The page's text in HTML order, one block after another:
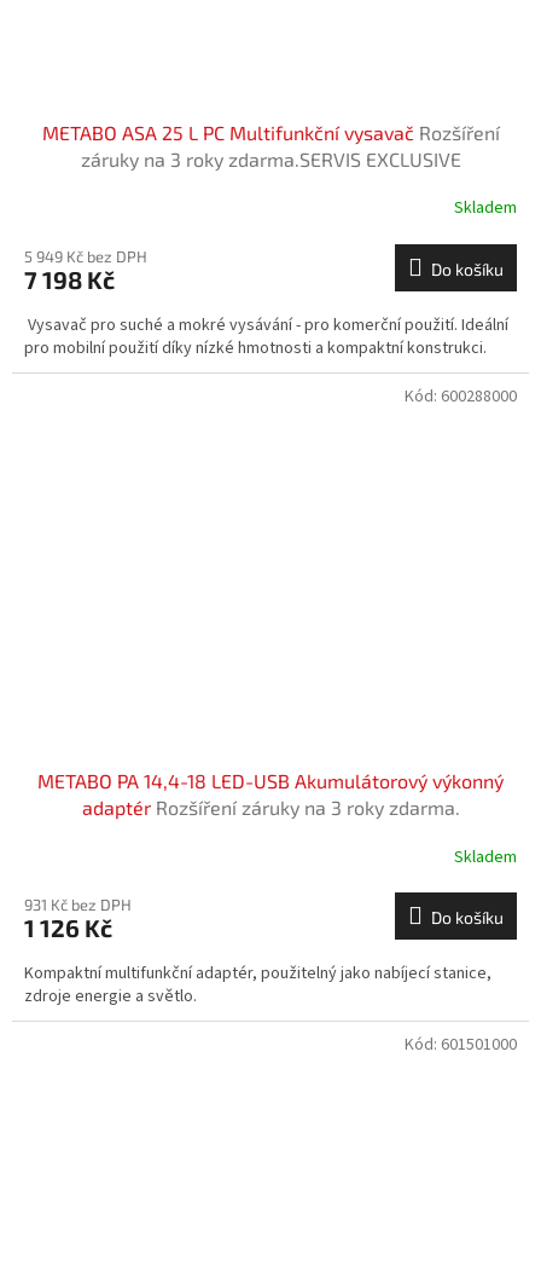
METABO ASA 25 L PC Multifunkční vysavač Rozšíření
záruky na 3 roky zdarma.SERVIS EXCLUSIVE
Skladem
5 949 Kč bez DPH
7 198 Kč Do košíku
Vysavač pro suché a mokré vysávání - pro komerční použití. Ideální
pro mobilní použití díky nízké hmotnosti a kompaktní konstrukci.
METABO PA 14,4-18 LED-USB Akumulátorový výkonný
adaptér Rozšíření záruky na 3 roky zdarma.
Skladem
931 Kč bez DPH
1 126 Kč Do košíku
Kompaktní multifunkční adaptér, použitelný jako nabíjecí stanice,
zdroje energie a světlo.
Kód: 600288000
Kód: 601501000